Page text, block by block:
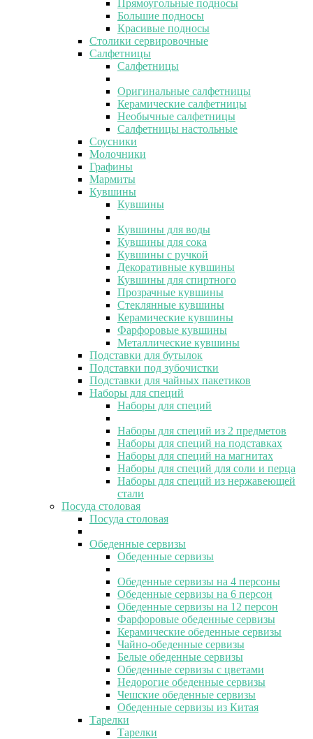
Прямоугольные подносы
Большие подносы
Красивые подносы
Столики сервировочные
Салфетницы
Салфетницы
Оригинальные салфетницы
Керамические салфетницы
Необычные салфетницы
Салфетницы настольные
Соусники
Молочники
Графины
Мармиты
Кувшины
Кувшины
Кувшины для воды
Кувшины для сока
Кувшины с ручкой
Декоративные кувшины
Кувшины для спиртного
Прозрачные кувшины
Стеклянные кувшины
Керамические кувшины
Фарфоровые кувшины
Металлические кувшины
Подставки для бутылок
Подставки под зубочистки
Подставки для чайных пакетиков
Наборы для специй
Наборы для специй
Наборы для специй из 2 предметов
Наборы для специй на подставках
Наборы для специй на магнитах
Наборы для специй для соли и перца
Наборы для специй из нержавеющей
стали
Посуда столовая
Посуда столовая
Обеденные сервизы
Обеденные сервизы
Обеденные сервизы на 4 персоны
Обеденные сервизы на 6 персон
Обеденные сервизы на 12 персон
Фарфоровые обеденные сервизы
Керамические обеденные сервизы
Чайно-обеденные сервизы
Белые обеденные сервизы
Обеденные сервизы с цветами
Недорогие обеденные сервизы
Чешские обеденные сервизы
Обеденные сервизы из Китая
Тарелки
Тарелки